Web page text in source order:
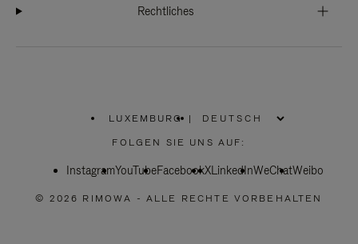
Rechtliches
LUXEMBURG
WÄHLEN
SIE
REGION
|
FOLGEN SIE UNS AUF:
InstagramYouTubeFacebookXLinkedInWeChatWeibo
© 2026 RIMOWA - ALLE RECHTE VORBEHALTEN